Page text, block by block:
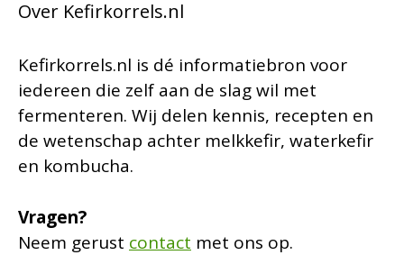
Over Kefirkorrels.nl
Kefirkorrels.nl is dé informatiebron voor
iedereen die zelf aan de slag wil met
fermenteren. Wij delen kennis, recepten en
de wetenschap achter melkkefir, waterkefir
en kombucha.
Vragen?
Neem gerust contact met ons op.